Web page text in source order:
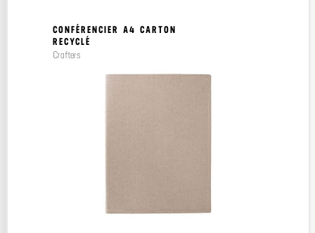
CONFÉRENCIER A4 CARTON
RECYCLÉ
Crafters